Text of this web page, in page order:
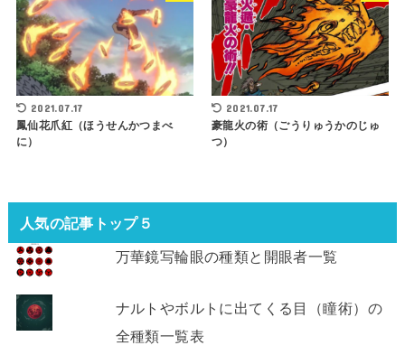
2021.07.17
鳳仙花爪紅（ほうせんかつまべ
に）
2021.07.17
豪龍火の術（ごうりゅうかのじゅ
つ）
人気の記事トップ５
万華鏡写輪眼の種類と開眼者一覧
ナルトやボルトに出てくる目（瞳術）の
全種類一覧表